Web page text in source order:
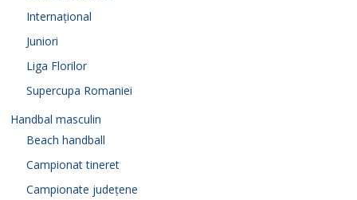
Internațional
Juniori
Liga Florilor
Supercupa Romaniei
Handbal masculin
Beach handball
Campionat tineret
Campionate județene